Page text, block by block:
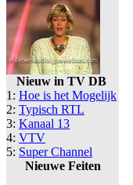
Nieuw in TV DB
1: Hoe is het Mogelijk
2: Typisch RTL
3: Kanaal 13
4: VTV
5: Super Channel
Nieuwe Feiten